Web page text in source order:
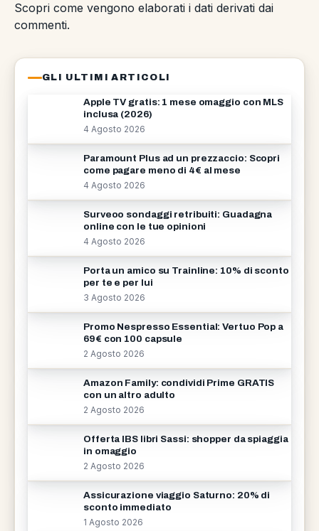
Scopri come vengono elaborati i dati derivati dai
commenti.
GLI ULTIMI ARTICOLI
Apple TV gratis: 1 mese omaggio con MLS
inclusa (2026)
4 Agosto 2026
Paramount Plus ad un prezzaccio: Scopri
come pagare meno di 4€ al mese
4 Agosto 2026
Surveoo sondaggi retribuiti: Guadagna
online con le tue opinioni
4 Agosto 2026
Porta un amico su Trainline: 10% di sconto
per te e per lui
3 Agosto 2026
Promo Nespresso Essential: Vertuo Pop a
69€ con 100 capsule
2 Agosto 2026
Amazon Family: condividi Prime GRATIS
con un altro adulto
2 Agosto 2026
Offerta IBS libri Sassi: shopper da spiaggia
in omaggio
2 Agosto 2026
Assicurazione viaggio Saturno: 20% di
sconto immediato
1 Agosto 2026